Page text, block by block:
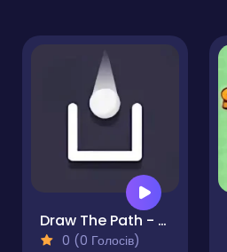
Draw The Path - Puzzle
0 (0 Голосів)